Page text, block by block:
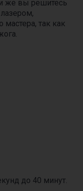
же вы решитесь
так как
до 40 минут.